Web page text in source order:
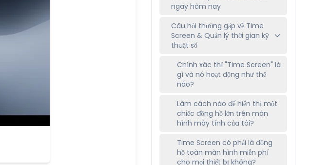
ngay hôm nay
Câu hỏi thường gặp về Time
Screen & Quản lý thời gian kỹ
thuật số
Chính xác thì "Time Screen" là
gì và nó hoạt động như thế
nào?
Làm cách nào để hiển thị một
chiếc đồng hồ lớn trên màn
hình máy tính của tôi?
Time Screen có phải là đồng
hồ toàn màn hình miễn phí
cho mọi thiết bị không?